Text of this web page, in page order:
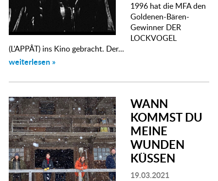
1996 hat die MFA den
Goldenen-Bären-
Gewinner DER
LOCKVOGEL
(L'APPÂT) ins Kino gebracht. Der...
weiterlesen »
WANN
KOMMST DU
MEINE
WUNDEN
KÜSSEN
19.03.2021